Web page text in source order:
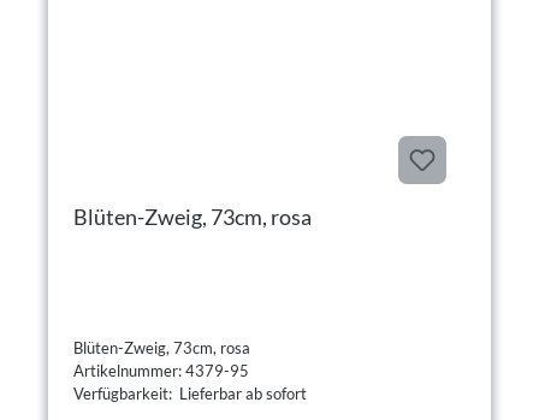
Blüten-Zweig, 73cm, rosa
Blüten-Zweig, 73cm, rosa
Artikelnummer: 4379-95
Verfügbarkeit: Lieferbar ab sofort